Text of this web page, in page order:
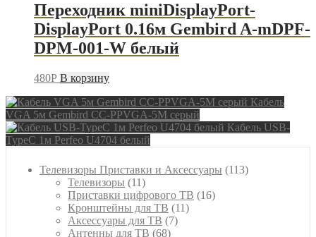
Переходник miniDisplayPort-
DisplayPort 0.16м Gembird A-mDPF-
DPM-001-W белый
480P В корзину
Кабель
VGA 5м Gembird CC-PPVGA-5M серый
Кабель USB-
TypeC 1м Perfeo U4704 белый
Телевизоры Приставки и Аксессуары 113113
Телевизоры 1111
товаров
Приставки цифрового ТВ 1616
Кронштейны для ТВ 1111
Аксессуары для ТВ 77
Антенны для ТВ 6868